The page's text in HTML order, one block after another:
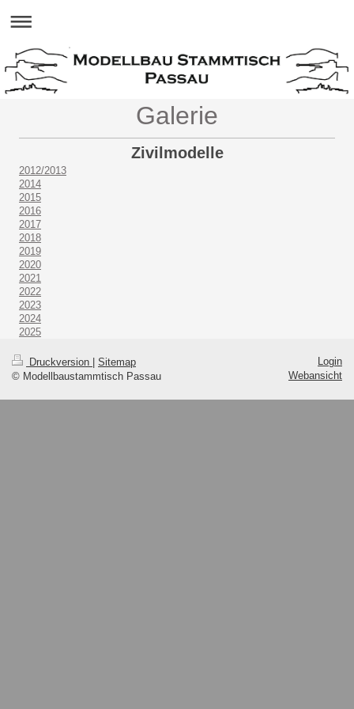
Galerie
Zivilmodelle
2012/2013
2014
2015
2016
2017
2018
2019
2020
2021
2022
2023
2024
2025
Druckversion | Sitemap
© Modellbaustammtisch Passau
Login
Webansicht